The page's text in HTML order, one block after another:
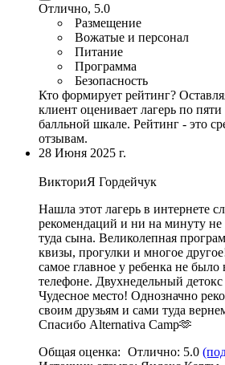
Отлично, 5.0
Размещение
Вожатые и персонал
Питание
Программа
Безопасность
Кто формирует рейтинг?
клиент оценивает лагерь по
балльной шкале. Рейтинг - это
отзывам.
28 Июня 2025 г.
ВикториЯ Гордейчук
Нашла этот лагерь в интернете
рекомендаций и ни на минуту не
туда сына. Великолепная
квизы, прогулки и многое
самое главное у ребенка не было
телефоне. Двухнедельный детокс
Чудесное место! Однозначно
своим друзьям и сами туда
Спасибо Alternativa Camp🫶
Общая оценка: Отлично: 5.0